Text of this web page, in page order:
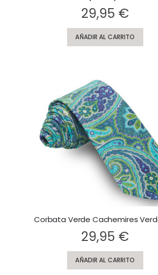
29,95 €
AÑADIR AL CARRITO
29,95 €
AÑADIR AL CARRITO